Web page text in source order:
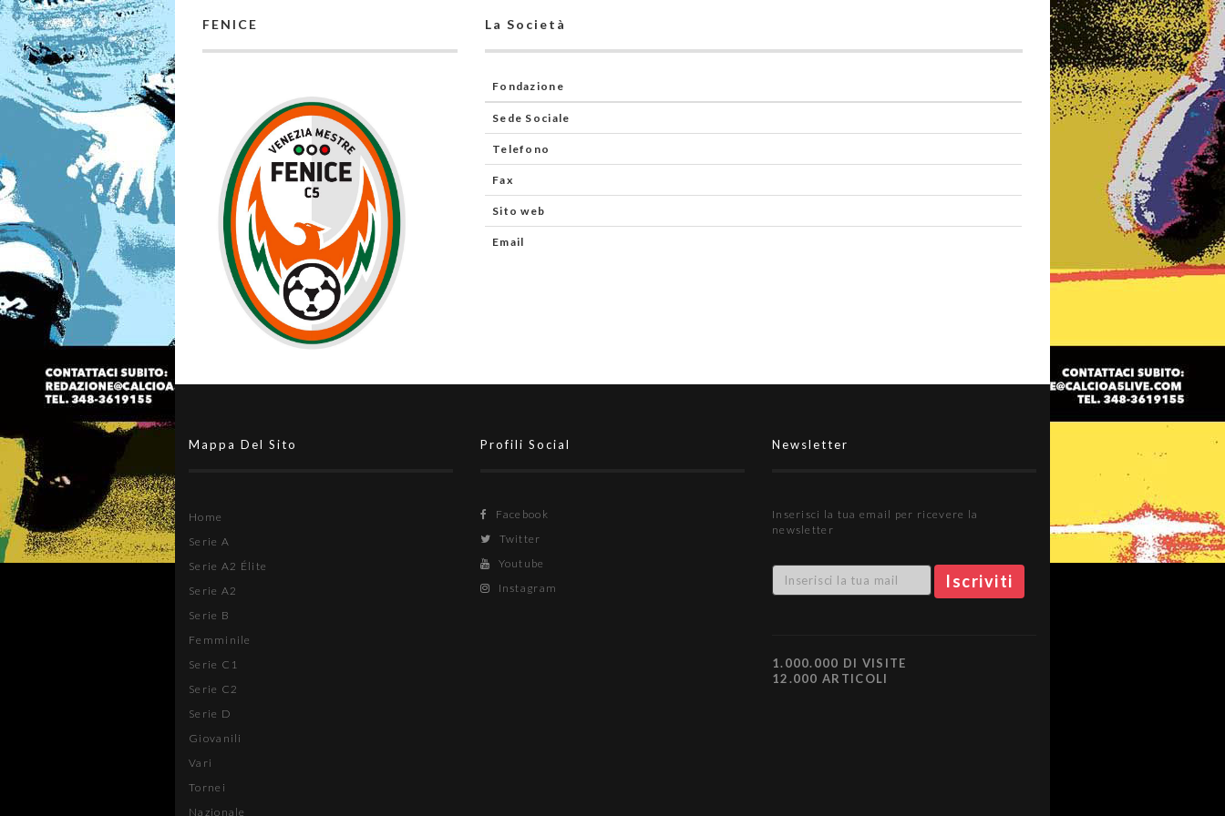
FENICE La Società
Fondazione
Sede Sociale
Telefono
Fax
Sito web
Email
Mappa Del Sito
Home
Serie A
Serie A2 Élite
Serie A2
Serie B
Femminile
Serie C1
Serie C2
Serie D
Giovanili
Vari
Tornei
Nazionale
Profili Social
Facebook
Twitter
Youtube
Instagram
Newsletter
Inserisci la tua email per ricevere la
newsletter
1.000.000 DI VISITE
12.000 ARTICOLI